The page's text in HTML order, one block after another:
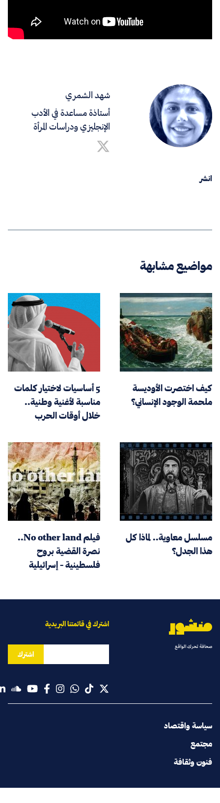
شهد الشمري
أستاذة مساعدة في الأدب
الإنجليزي ودراسات المرأة
انشر
مواضيع مشابهة
كيف اختصرت الأوديسة
ملحمة الوجود الإنساني؟
5 أساسيات لاختيار كلمات
مناسبة لأغنية وطنية..
خلال أوقات الحرب
مسلسل معاوية.. لماذا كل
هذا الجدل؟
فيلم No other land..
نصرة القضية بروح
فلسطينية - إسرائيلية
صحافة تحرك الواقع
سياسة واقتصاد
مجتمع
فنون وثقافة
اشترك في قائمتنا البريدية
اشترك